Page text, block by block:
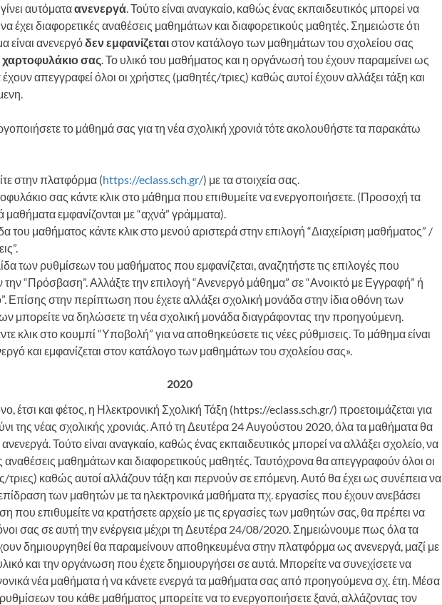
αυτόματαανενεργά. Τούτο είναι αναγκαίο, καθώς ένας εκπαιδευτικός μπορεί να
έχει διαφορετικές αναθέσεις μαθημάτων και διαφορετικούς μαθητές. Σημειώστε ότι
είναι ανενεργόδενεμφανίζεταιστον κατάλογο των μαθημάτων του σχολείου σας
χαρτοφυλάκιοσας. Το υλικό του μαθήματος και η οργάνωσή του έχουν παραμείνει ως
απεγγραφεί όλοι οι χρήστες (μαθητές/τριες) καθώς αυτοί έχουν αλλάξει τάξη και
το μάθημά σας για τη νέα σχολική χρονιά τότε ακολουθήστε τα παρακάτω
στην πλατφόρμα (https://eclass.sch.gr/) με τα στοιχεία σας.
σας κάντε κλικ στο μάθημα που επιθυμείτε να ενεργοποιήσετε. (Προσοχή τα
μαθήματα εμφανίζονται με “αχνά” γράμματα).
του μαθήματος κάντε κλικ στο μενού αριστερά στην επιλογή “Διαχείριση μαθήματος” /
των ρυθμίσεων του μαθήματος που εμφανίζεται, αναζητήστε τις επιλογές που
“Πρόσβαση”. Αλλάξτε την επιλογή “Ανενεργό μάθημα” σε “Ανοικτό με Εγγραφή” ή
Επίσης στην περίπτωση που έχετε αλλάξει σχολική μονάδα στην ίδια οθόνη των
μπορείτε να δηλώσετε τη νέα σχολική μονάδα διαγράφοντας την προηγούμενη.
κλικ στο κουμπί “Υποβολή” για να αποθηκεύσετε τις νέες ρύθμισεις. Το μάθημα είναι
και εμφανίζεται στον κατάλογο των μαθημάτων του σχολείου σας».
2020
έτσι και φέτος, η Ηλεκτρονική Σχολική Τάξη (https://eclass.sch.gr/) προετοιμάζεται για
της νέας σχολικής χρονιάς. Από τη Δευτέρα 24 Αυγούστου 2020, όλα τα μαθήματα θα
Τούτο είναι αναγκαίο, καθώς ένας εκπαιδευτικός μπορεί να αλλάξει σχολείο, να
αναθέσεις μαθημάτων και διαφορετικούς μαθητές. Ταυτόχρονα θα απεγγραφούν όλοι οι
τριες) καθώς αυτοί αλλάζουν τάξη και περνούν σε επόμενη. Αυτό θα έχει ως συνέπεια να
των μαθητών με τα ηλεκτρονικά μαθήματα πχ. εργασίες που έχουν ανεβάσει
που επιθυμείτε να κρατήσετε αρχείο με τις εργασίες των μαθητών σας, θα πρέπει να
σας σε αυτή την ενέργεια μέχρι τη Δευτέρα 24/08/2020. Σημειώνουμε πως όλα τα
δημιουργηθεί θα παραμείνουν αποθηκευμένα στην πλατφόρμα ως ανενεργά, μαζί με
και την οργάνωση που έχετε δημιουργήσει σε αυτά. Μπορείτε να συνεχίσετε να
νέα μαθήματα ή να κάνετε ενεργά τα μαθήματα σας από προηγούμενα σχ. έτη. Μέσα
του κάθε μαθήματος μπορείτε να το ενεργοποιήσετε ξανά, αλλάζοντας τον